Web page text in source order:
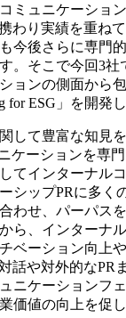
ミュニケーショ
わり実績を重ね
今後さらに専門
。そこで今回3社
ョンの側面から
for ESG」を開発
して豊富な知見
ケーションを専
てインターナル
シップPRに多く
わせ、パーパス
ら、インターナ
ベーション向上
話や対外的なPR
ニケーションフ
価値の向上を促し